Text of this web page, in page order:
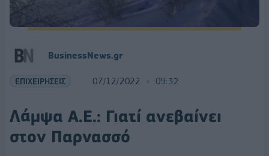
BusinessNews.gr
ΕΠΙΧΕΙΡΗΣΕΙΣ 07/12/2022 09:32
Λάμψα Α.Ε.: Γιατί ανεβαίνει
στον Παρνασσό